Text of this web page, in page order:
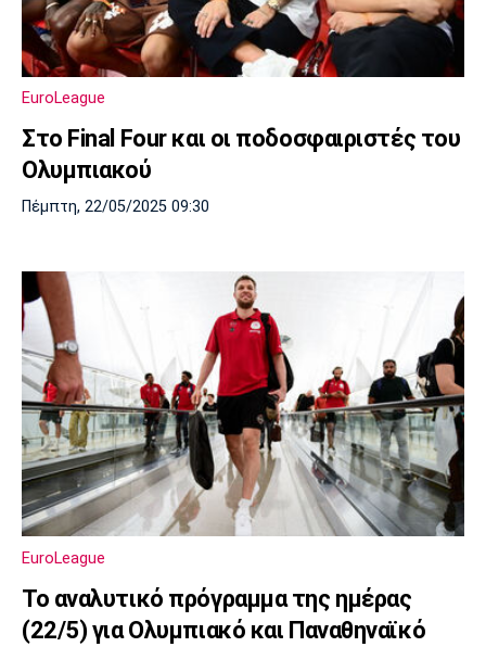
EuroLeague
Στο Final Four και οι ποδοσφαιριστές του
Ολυμπιακού
Πέμπτη, 22/05/2025 09:30
EuroLeague
Το αναλυτικό πρόγραμμα της ημέρας
(22/5) για Ολυμπιακό και Παναθηναϊκό